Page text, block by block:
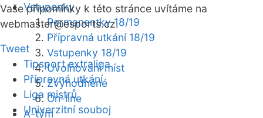
Vstupenky
Permanentky 18/19
Přípravná utkání 18/19
Vstupenky 18/19
Uvolňování míst
Zvýhodněné
On-line
A-tým
Vaše připomínky k této stránce uvítáme na
webmaster@esports.cz.
Tweet
Tipsport extraliga
Přípravná utkání
Liga mistrů
Univerzitní souboj